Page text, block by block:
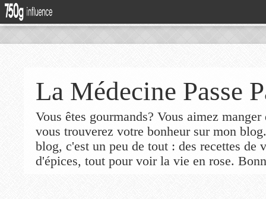
La Médecine Passe
Vous êtes gourmands? Vous aimez
vous trouverez votre bonheur sur mon
blog, c'est un peu de tout : des recettes de
d'épices, tout pour voir la vie en rose.